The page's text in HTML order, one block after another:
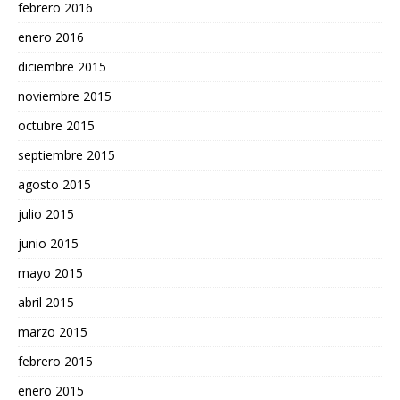
febrero 2016
enero 2016
diciembre 2015
noviembre 2015
octubre 2015
septiembre 2015
agosto 2015
julio 2015
junio 2015
mayo 2015
abril 2015
marzo 2015
febrero 2015
enero 2015